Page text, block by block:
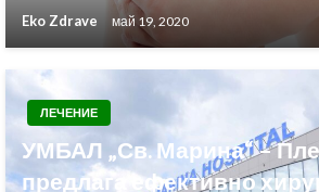
Eko Zdrave май 19, 2020
ЛЕЧЕНИЕ
УМБАЛ „Св. Марина“ –
предлага ефективно